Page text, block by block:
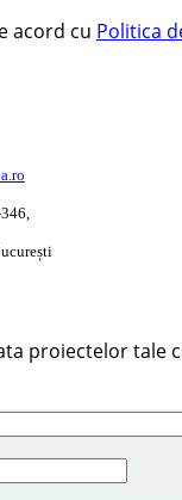
acord cu Politica
proiectelor tale